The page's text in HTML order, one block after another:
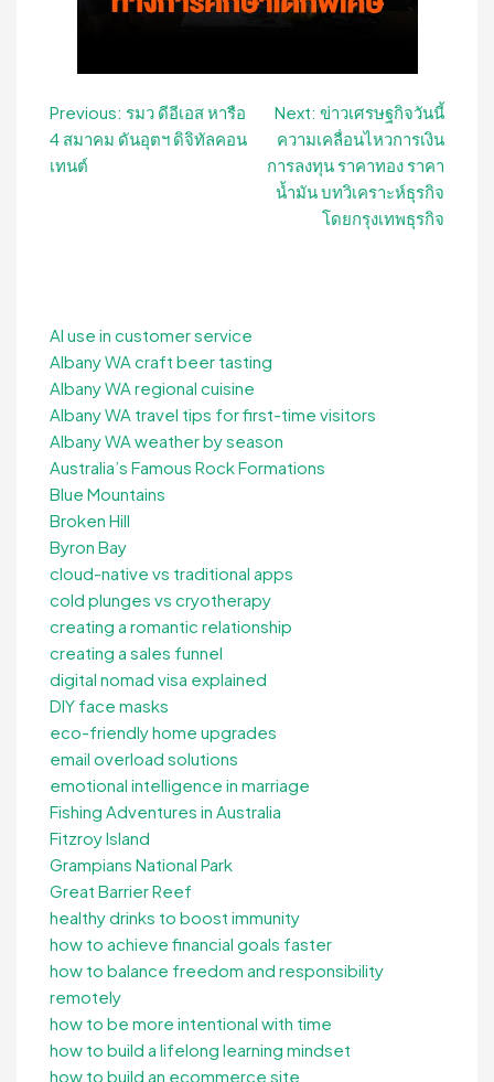
Post
navigation
Previous: รมว ดีอีเอส หารือ
4 สมาคม ดันอุตฯ ดิจิทัลคอน
เทนต์
Next: ข่าวเศรษฐกิจวันนี้
ความเคลื่อนไหวการเงิน
การลงทุน ราคาทอง ราคา
น้ำมัน บทวิเคราะห์ธุรกิจ
โดยกรุงเทพธุรกิจ
AI use in customer service
Albany WA craft beer tasting
Albany WA regional cuisine
Albany WA travel tips for first-time visitors
Albany WA weather by season
Australia’s Famous Rock Formations
Blue Mountains
Broken Hill
Byron Bay
cloud-native vs traditional apps
cold plunges vs cryotherapy
creating a romantic relationship
creating a sales funnel
digital nomad visa explained
DIY face masks
eco-friendly home upgrades
email overload solutions
emotional intelligence in marriage
Fishing Adventures in Australia
Fitzroy Island
Grampians National Park
Great Barrier Reef
healthy drinks to boost immunity
how to achieve financial goals faster
how to balance freedom and responsibility
remotely
how to be more intentional with time
how to build a lifelong learning mindset
how to build an ecommerce site